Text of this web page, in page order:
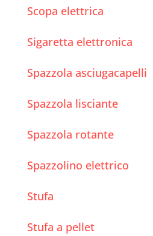
Scopa elettrica
Sigaretta elettronica
Spazzola asciugacapelli
Spazzola lisciante
Spazzola rotante
Spazzolino elettrico
Stufa
Stufa a pellet